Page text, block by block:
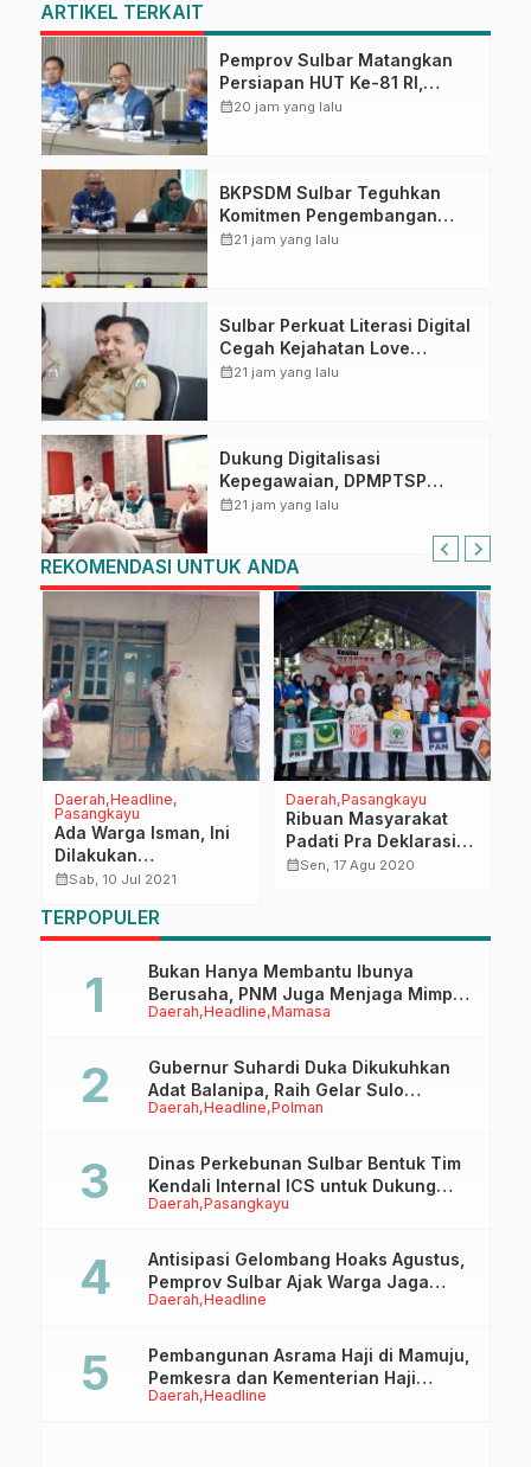
ARTIKEL TERKAIT
Pemprov Sulbar Matangkan
Persiapan HUT Ke-81 RI,
Puncak Upacara di Lapangan
calendar_month20 jam yang lalu
BKPSDM Sulbar Teguhkan
Komitmen Pengembangan
Kompetensi ASN melalui
calendar_month21 jam yang lalu
Sulbar Perkuat Literasi Digital
Cegah Kejahatan Love
Scamming
calendar_month21 jam yang lalu
Dukung Digitalisasi
Kepegawaian, DPMPTSP
Sulbar Siap Terapkan Aplikasi
calendar_month21 jam yang lalu
REKOMENDASI UNTUK ANDA
Daerah Headline
Pasangkayu
Ada Warga Isman, Ini
Dilakukan
Bhabinkamtibmas
calendar_monthSab, 10 Jul 2021
Daerah Pasangkayu
Ribuan Masyarakat
Padati Pra Deklarasi
Yaumil Ambo Djiwa-
calendar_monthSen, 17 Agu 2020
TERPOPULER
Daerah Headline Mamasa
Bukan Hanya Membantu Ibunya
Berusaha, PNM Juga Menjaga Mimpi
Anaknya Untuk Menggapai Cita-Cita
Daerah Headline Polman
Gubernur Suhardi Duka Dikukuhkan
Adat Balanipa, Raih Gelar Sulo
Tappidena
Daerah Pasangkayu
Dinas Perkebunan Sulbar Bentuk Tim
Kendali Internal ICS untuk Dukung
Sertifikasi ISPO Pekebun di
Daerah Headline
Antisipasi Gelombang Hoaks Agustus,
Pemprov Sulbar Ajak Warga Jaga
Ruang Digital
Daerah Headline
Pembangunan Asrama Haji di Mamuju,
Pemkesra dan Kementerian Haji
Sulbar Tinjau Lokasi